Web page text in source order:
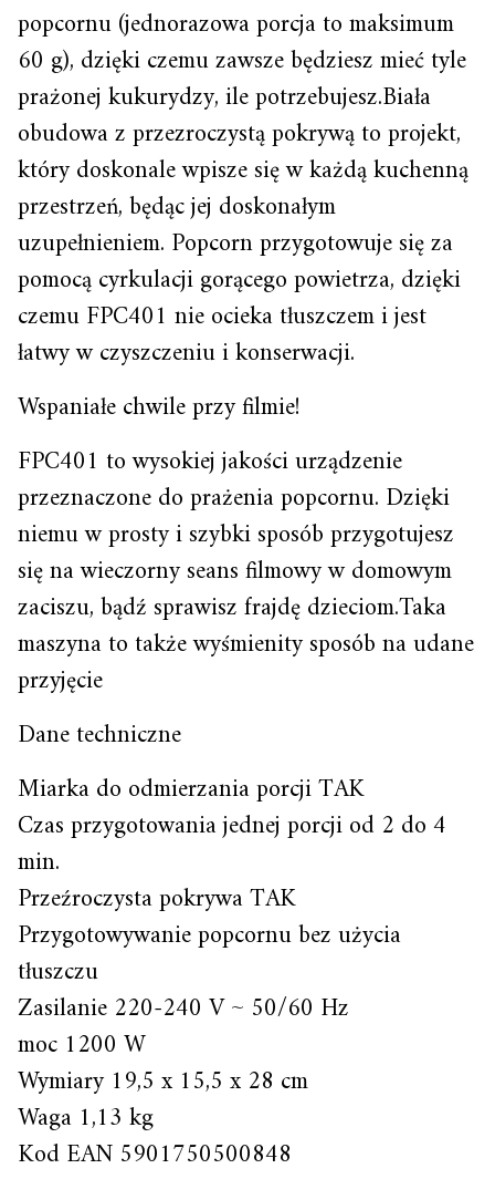
popcornu (jednorazowa porcja to maksimum
60 g), dzięki czemu zawsze będziesz mieć tyle
prażonej kukurydzy, ile potrzebujesz.Biała
obudowa z przezroczystą pokrywą to projekt,
który doskonale wpisze się w każdą kuchenną
przestrzeń, będąc jej doskonałym
uzupełnieniem. Popcorn przygotowuje się za
pomocą cyrkulacji gorącego powietrza, dzięki
czemu FPC401 nie ocieka tłuszczem i jest
łatwy w czyszczeniu i konserwacji.
Wspaniałe chwile przy filmie!
FPC401 to wysokiej jakości urządzenie
przeznaczone do prażenia popcornu. Dzięki
niemu w prosty i szybki sposób przygotujesz
się na wieczorny seans filmowy w domowym
zaciszu, bądź sprawisz frajdę dzieciom.Taka
maszyna to także wyśmienity sposób na udane
przyjęcie
Dane techniczne
Miarka do odmierzania porcji TAK
Czas przygotowania jednej porcji od 2 do 4
min.
Przeźroczysta pokrywa TAK
Przygotowywanie popcornu bez użycia
tłuszczu
Zasilanie 220-240 V ~ 50/60 Hz
moc 1200 W
Wymiary 19,5 x 15,5 x 28 cm
Waga 1,13 kg
Kod EAN 5901750500848